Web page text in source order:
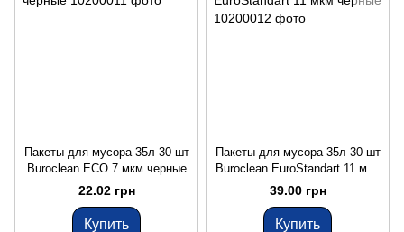
Пакеты для мусора 35л 30 шт
Buroclean ECO 7 мкм черные
22.02 грн
Купить
Пакеты для мусора 35л 30 шт
Buroclean EuroStandart 11 мкм
черные
39.00 грн
Купить